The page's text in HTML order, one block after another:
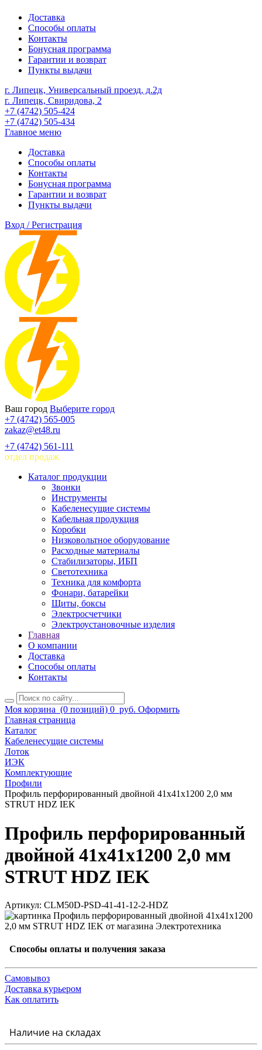
Доставка
Способы оплаты
Контакты
Бонусная программа
Гарантии и возврат
Пункты выдачи
г. Липецк, Универсальный проезд, д.2д
г. Липецк, Свиридова, 2
+7 (4742) 505-424
+7 (4742) 505-434
Главное меню
Доставка
Способы оплаты
Контакты
Бонусная программа
Гарантии и возврат
Пункты выдачи
Вход / Регистрация
Ваш город Выберите город
+7 (4742) 565-005
zakaz@et48.ru
+7 (4742) 561-111
отдел продаж
Каталог продукции
Звонки
Инструменты
Кабеленесущие системы
Кабельная продукция
Коробки
Низковольтное оборудование
Расходные материалы
Стабилизаторы, ИБП
Светотехника
Техника для комфорта
Фонари, батарейки
Щиты, боксы
Электросчетчики
Электроустановочные изделия
Главная
О компании
Доставка
Способы оплаты
Контакты
Моя корзина (0 позиций) 0 руб. Оформить
Главная страница
Каталог
Кабеленесущие системы
Лоток
ИЭК
Комплектующие
Профили
Профиль перфорированный двойной 41х41х1200 2,0 мм
STRUT HDZ IEK
Профиль перфорированный
двойной 41х41х1200 2,0 мм
STRUT HDZ IEK
Артикул: CLM50D-PSD-41-41-12-2-HDZ
Способы оплаты и получения заказа
Самовывоз
Доставка курьером
Как оплатить
Наличие на складах